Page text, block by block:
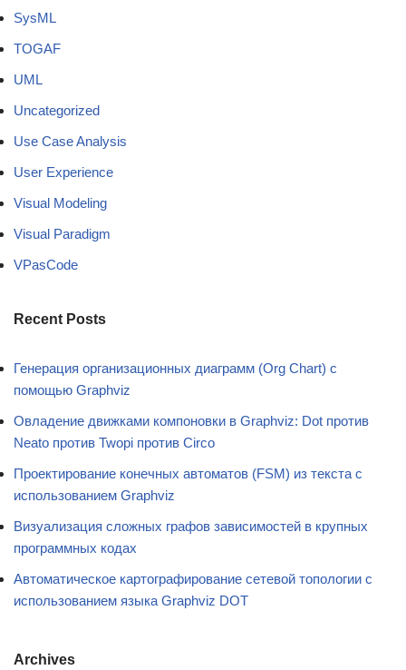
SysML
TOGAF
UML
Uncategorized
Use Case Analysis
User Experience
Visual Modeling
Visual Paradigm
VPasCode
Recent Posts
Генерация организационных диаграмм (Org Chart) с
помощью Graphviz
Овладение движками компоновки в Graphviz: Dot против
Neato против Twopi против Circo
Проектирование конечных автоматов (FSM) из текста с
использованием Graphviz
Визуализация сложных графов зависимостей в крупных
программных кодах
Автоматическое картографирование сетевой топологии с
использованием языка Graphviz DOT
Archives